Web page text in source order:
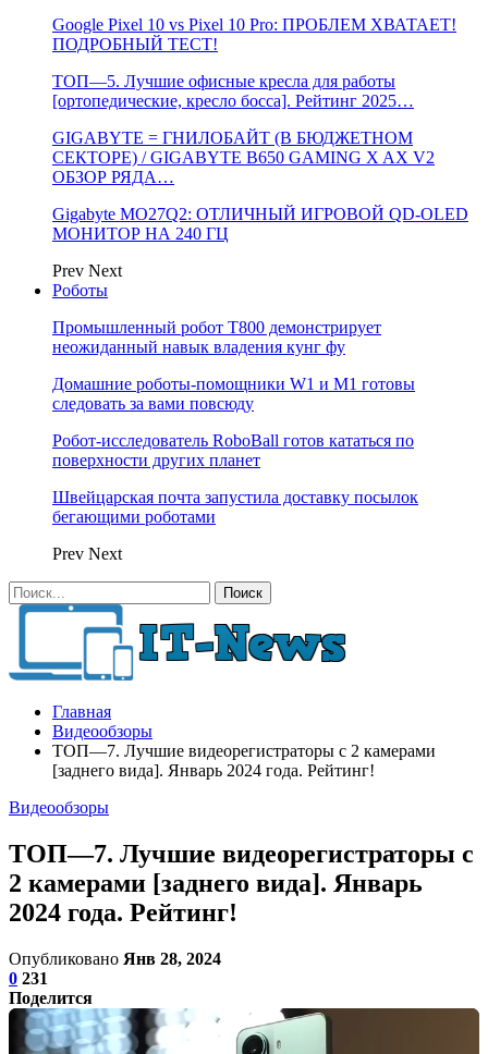
Google Pixel 10 vs Pixel 10 Pro: ПРОБЛЕМ ХВАТАЕТ!
ПОДРОБНЫЙ ТЕСТ!
ТОП—5. Лучшие офисные кресла для работы
[ортопедические, кресло босса]. Рейтинг 2025…
GIGABYTE = ГНИЛОБАЙТ (В БЮДЖЕТНОМ
СЕКТОРЕ) / GIGABYTE B650 GAMING X AX V2
ОБЗОР РЯДА…
Gigabyte MO27Q2: ОТЛИЧНЫЙ ИГРОВОЙ QD-OLED
МОНИТОР НА 240 ГЦ
Prev Next
Роботы
Промышленный робот Т800 демонстрирует
неожиданный навык владения кунг фу
Домашние роботы-помощники W1 и M1 готовы
следовать за вами повсюду
Робот-исследователь RoboBall готов кататься по
поверхности других планет
Швейцарская почта запустила доставку посылок
бегающими роботами
Prev Next
Главная
Видеообзоры
ТОП—7. Лучшие видеорегистраторы с 2 камерами
[заднего вида]. Январь 2024 года. Рейтинг!
Видеообзоры
ТОП—7. Лучшие видеорегистраторы с
2 камерами [заднего вида]. Январь
2024 года. Рейтинг!
Опубликовано Янв 28, 2024
0 231
Поделится